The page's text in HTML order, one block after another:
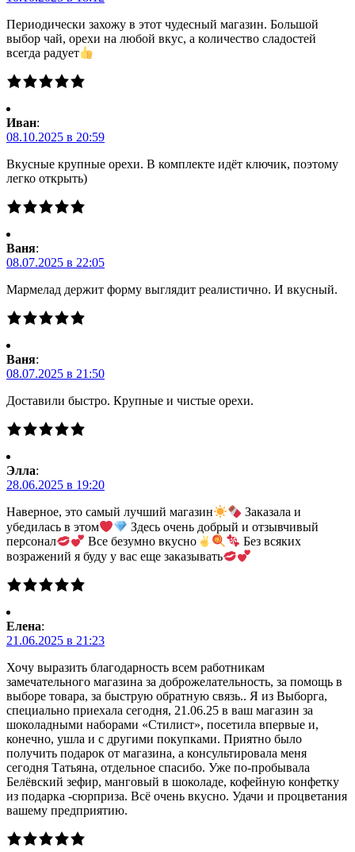
Периодически захожу в этот чудесный магазин. Большой
выбор чай, орехи на любой вкус, а количество сладостей
всегда радует
Иван:
08.10.2025 в 20:59
Вкусные крупные орехи. В комплекте идёт ключик, поэтому
легко открыть)
Ваня:
08.07.2025 в 22:05
Мармелад держит форму выглядит реалистично. И вкусный.
Ваня:
08.07.2025 в 21:50
Доставили быстро. Крупные и чистые орехи.
Элла:
28.06.2025 в 19:20
Наверное, это самый лучший магазин
Заказала и
убедилась в этом
Здесь очень добрый и отзывчивый
персонал
Все безумно вкусно
Без всяких
возражений я буду у вас еще заказывать
Елена:
21.06.2025 в 21:23
Хочу выразить благодарность всем работникам
замечательного магазина за доброжелательность, за помощь в
выборе товара, за быструю обратную связь.. Я из Выборга,
специально приехала сегодня, 21.06.25 в ваш магазин за
шоколадными наборами «Стилист», посетила впервые и,
конечно, ушла и с другими покупками. Приятно было
получить подарок от магазина, а консультировала меня
сегодня Татьяна, отдельное спасибо. Уже по-пробывала
Белёвский зефир, манговый в шоколаде, кофейную конфетку
из подарка -сюрприза. Всё очень вкусно. Удачи и процветания
вашему предприятию.